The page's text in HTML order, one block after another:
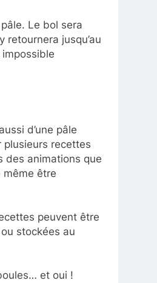
Le bol sera
jusqu’au
d’une pâle
plusieurs recettes
des animations que
même être
peuvent être
stockées au
et oui !